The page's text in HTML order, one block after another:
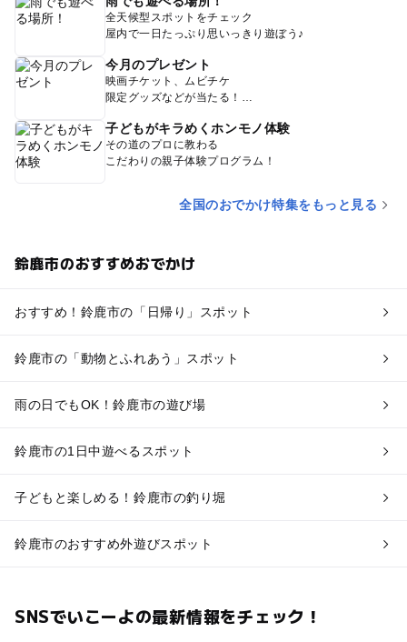
全天候型スポットをチェック
屋内で一日たっぷり思いっきり遊ぼう♪
今月のプレゼント
映画チケット、ムビチケ
限定グッズなどが当たる！
子どもがキラめくホンモノ体験
その道のプロに教わる
こだわりの親子体験プログラム！
全国のおでかけ特集をもっと見る
鈴鹿市のおすすめおでかけ
おすすめ！鈴鹿市の「日帰り」スポット
鈴鹿市の「動物とふれあう」スポット
雨の日でもOK！鈴鹿市の遊び場
鈴鹿市の1日中遊べるスポット
子どもと楽しめる！鈴鹿市の釣り堀
鈴鹿市のおすすめ外遊びスポット
SNSでいこーよの最新情報をチェック！